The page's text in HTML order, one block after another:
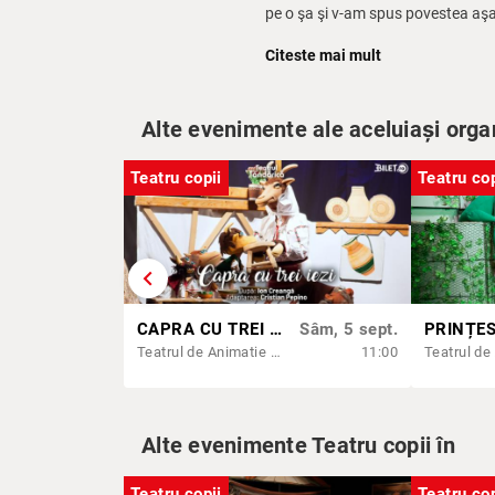
pe o şa şi v-am spus povestea
vorbesc, acţionează şi mai ales,
Citeste mai mult
Alte evenimente ale aceluiași
chevron_left
Teatru copii
CAPRA CU TREI IEZI
Teatrul de Animatie Țăndărică - Sala Lahovari
Sâm, 5 sept.
11:00
Teatru
Alte evenimente Teatru copii în